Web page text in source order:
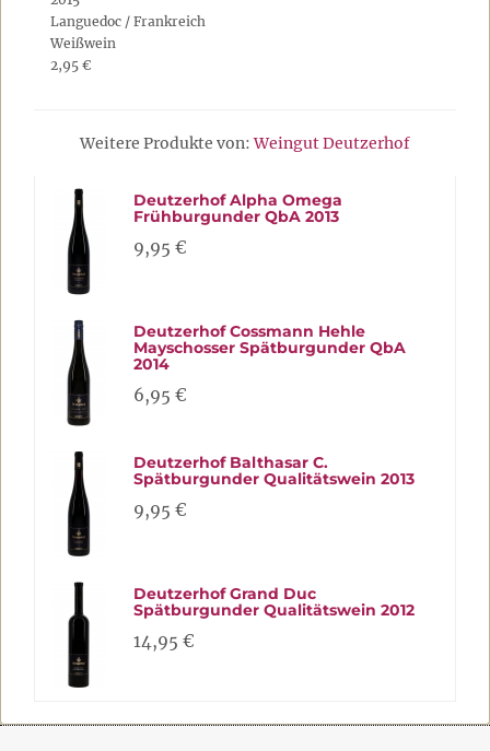
Languedoc / Frankreich
Weißwein
2,95 €
Weitere Produkte von:Weingut Deutzerhof
Deutzerhof Alpha Omega
Frühburgunder QbA 2013
9,95 €
Deutzerhof Cossmann Hehle
Mayschosser Spätburgunder QbA
2014
6,95 €
Deutzerhof Balthasar C.
Spätburgunder Qualitätswein 2013
9,95 €
Deutzerhof Grand Duc
Spätburgunder Qualitätswein 2012
14,95 €